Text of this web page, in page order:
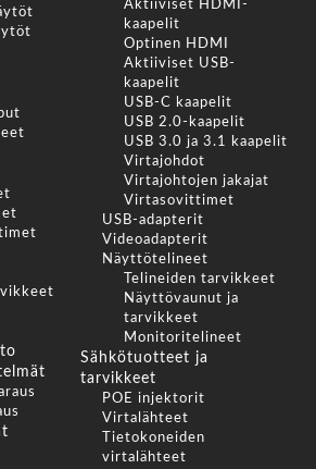
Aktiiviset HDMI-
kaapelit
Optinen HDMI
Aktiiviset USB-
kaapelit
USB-C kaapelit
USB 2.0-kaapelit
USB 3.0 ja 3.1 kaapelit
Virtajohdot
Virtajohtojen jakajat
Virtasovittimet
USB-adapterit
Videoadapterit
Näyttötelineet
Telineiden tarvikkeet
Näyttövaunut ja
tarvikkeet
Monitoritelineet
Sähkötuotteet ja
tarvikkeet
POE injektorit
Virtalähteet
Tietokoneiden
virtalähteet